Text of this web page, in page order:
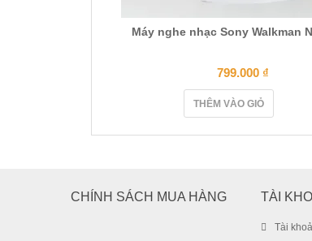
Máy nghe nhạc Sony Walkman
799.000 ₫
THÊM VÀO GIỎ
CHÍNH SÁCH MUA HÀNG TÀI
Tài